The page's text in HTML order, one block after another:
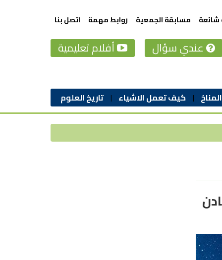
كيف تعمل الاشياء تاريخ العلوم
أفلام تعليمية عندي سؤال
شائعة مسابقة الجمعية روابط مهمة اتصل بنا